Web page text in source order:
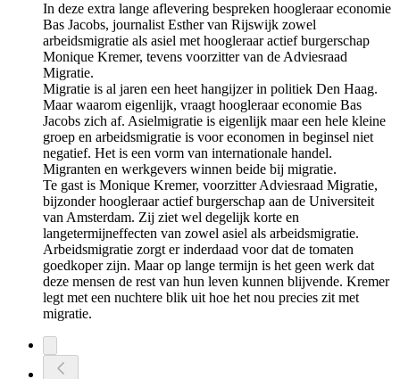
In deze extra lange aflevering bespreken hoogleraar economie
Bas Jacobs, journalist Esther van Rijswijk zowel
arbeidsmigratie als asiel met hoogleraar actief burgerschap
Monique Kremer, tevens voorzitter van de Adviesraad
Migratie.
Migratie is al jaren een heet hangijzer in politiek Den Haag.
Maar waarom eigenlijk, vraagt hoogleraar economie Bas
Jacobs zich af. Asielmigratie is eigenlijk maar een hele kleine
groep en arbeidsmigratie is voor economen in beginsel niet
negatief. Het is een vorm van internationale handel.
Migranten en werkgevers winnen beide bij migratie.
Te gast is Monique Kremer, voorzitter Adviesraad Migratie,
bijzonder hoogleraar actief burgerschap aan de Universiteit
van Amsterdam. Zij ziet wel degelijk korte en
langetermijneffecten van zowel asiel als arbeidsmigratie.
Arbeidsmigratie zorgt er inderdaad voor dat de tomaten
goedkoper zijn. Maar op lange termijn is het geen werk dat
deze mensen de rest van hun leven kunnen blijvende. Kremer
legt met een nuchtere blik uit hoe het nou precies zit met
migratie.